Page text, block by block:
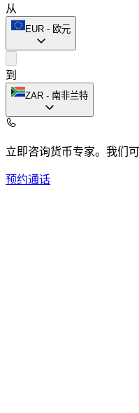
从
EUR - 欧元
到
ZAR - 南非兰特
立即咨询货币专家。 我们
预约通话